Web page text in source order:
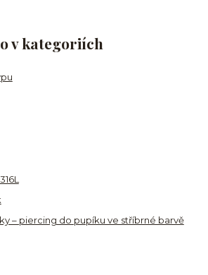
v kategoriích
– piercing do pupíku ve stříbrné barvě